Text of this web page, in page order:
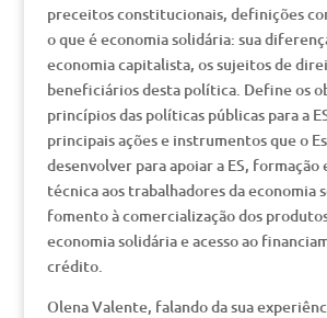
preceitos constitucionais, definições
o que é economia solidária: sua
economia capitalista, os sujeitos de
beneficiários desta política. Define os
princípios das políticas públicas para a
principais ações e instrumentos que o
desenvolver para apoiar a ES, formação
técnica aos trabalhadores da economia
fomento à comercialização dos
economia solidária e acesso ao
crédito.
Olena Valente, falando da sua